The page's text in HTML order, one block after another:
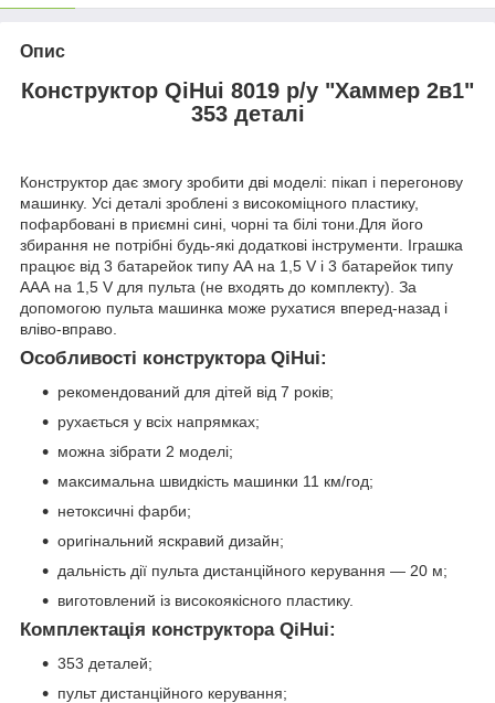
Опис
Конструктор QiHui 8019 р/у "Хаммер 2в1"
353 деталі
Конструктор дає змогу зробити дві моделі: пікап і перегонову
машинку. Усі деталі зроблені з високоміцного пластику,
пофарбовані в приємні сині, чорні та білі тони.Для його
збирання не потрібні будь-які додаткові інструменти. Іграшка
працює від 3 батарейок типу АА на 1,5 V і 3 батарейок типу
ААА на 1,5 V для пульта (не входять до комплекту). За
допомогою пульта машинка може рухатися вперед-назад і
вліво-вправо.
Особливості конструктора QiHui:
рекомендований для дітей від 7 років;
рухається у всіх напрямках;
можна зібрати 2 моделі;
максимальна швидкість машинки 11 км/год;
нетоксичні фарби;
оригінальний яскравий дизайн;
дальність дії пульта дистанційного керування — 20 м;
виготовлений із високоякісного пластику.
Комплектація конструктора QiHui:
353 деталей;
пульт дистанційного керування;